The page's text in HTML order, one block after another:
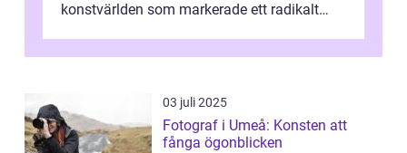
konstvärlden som markerade ett radikalt
03 juli 2025
Fotograf i Umeå: Konsten att
fånga ögonblicken